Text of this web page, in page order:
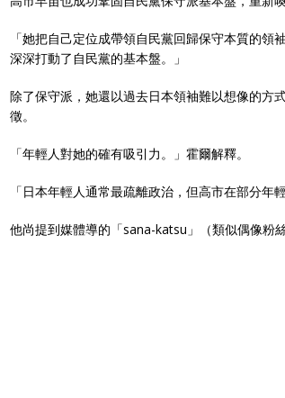
「她把自己定位成帶領自民黨回歸保守本質的
深深打動了自民黨的基本盤。」
除了保守派，她還以過去日本領袖難以想像的方
徵。
「年輕人對她的確有吸引力。」霍爾解釋。
「日本年輕人通常最疏離政治，但高市在部分年
他尚提到媒體導的「sana-katsu」（類似偶像粉